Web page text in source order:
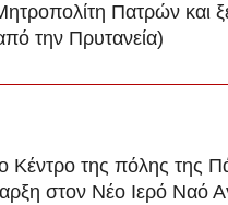
Πατρών και
την Πρυτανεία)
Κέντρο της πόλης της
στον Νέο Ιερό Ναό